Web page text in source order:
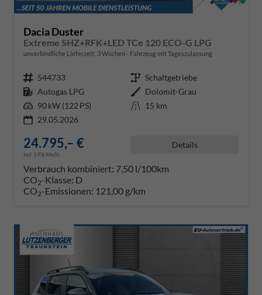
Dacia Duster
Extreme SHZ+RFK+LED TCe 120 ECO-G LPG
unverbindliche Lieferzeit: 3 Wochen Fahrzeug mit Tageszulassung
Fahrzeugnr. 544733 Getriebe Schaltgetriebe
Kraftstoff Autogas LPG Außenfarbe Dolomit-Grau
Leistung 90 kW (122 PS) Kilometerstand 15 km
29.05.2026
24.795,– €
incl. 19% MwSt.
Details
Verbrauch kombiniert: 7,50 l/100km
CO2-Klasse: D
CO2-Emissionen: 121,00 g/km